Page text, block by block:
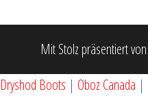
Mit Stolz präsentiert von
Dryshod Boots | Oboz Canada |